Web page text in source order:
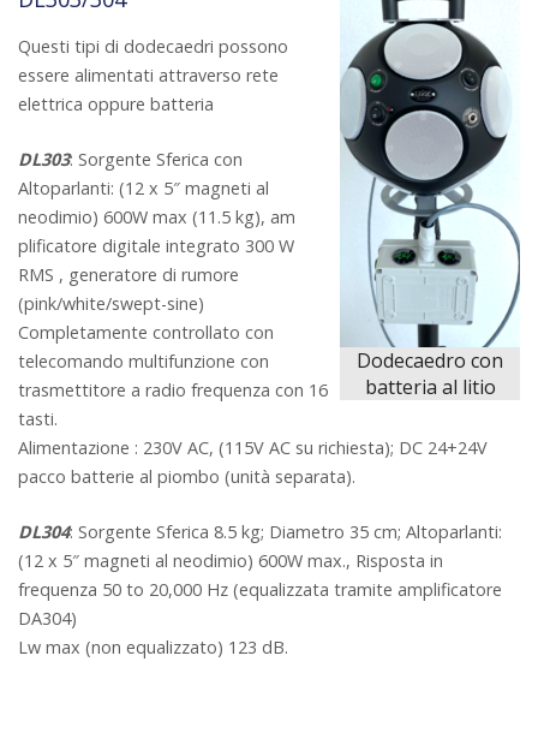
Dodecaedro con
batteria al litio
Questi tipi di dodecaedri possono
essere alimentati attraverso rete
elettrica oppure batteria
DL303: Sorgente Sferica con
Altoparlanti: (12 x 5″ magneti al
neodimio) 600W max (11.5 kg), am
plificatore digitale integrato 300 W
RMS , generatore di rumore
(pink/white/swept-sine)
Completamente controllato con
telecomando multifunzione con
trasmettitore a radio frequenza con 16
tasti.
Alimentazione : 230V AC, (115V AC su richiesta); DC 24+24V
pacco batterie al piombo (unità separata).
DL304: Sorgente Sferica 8.5 kg; Diametro 35 cm; Altoparlanti:
(12 x 5″ magneti al neodimio) 600W max., Risposta in
frequenza 50 to 20,000 Hz (equalizzata tramite amplificatore
DA304)
Lw max (non equalizzato) 123 dB.